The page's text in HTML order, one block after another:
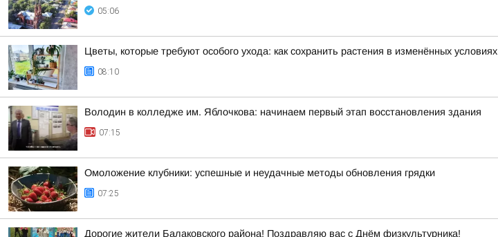
05:06
Цветы, которые требуют особого ухода: как сохранить растения в изменённых условиях
08:10
Володин в колледже им. Яблочкова: начинаем первый этап восстановления здания
07:15
Омоложение клубники: успешные и неудачные методы обновления грядки
07:25
Дорогие жители Балаковского района! Поздравляю вас с Днём физкультурника!